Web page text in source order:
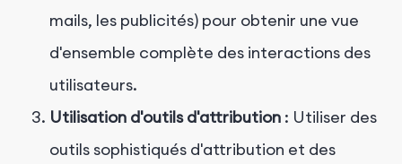
mails, les publicités) pour obtenir une vue
d'ensemble complète des interactions des
utilisateurs.
Utilisation d'outils d'attribution : Utiliser des
outils sophistiqués d'attribution et des